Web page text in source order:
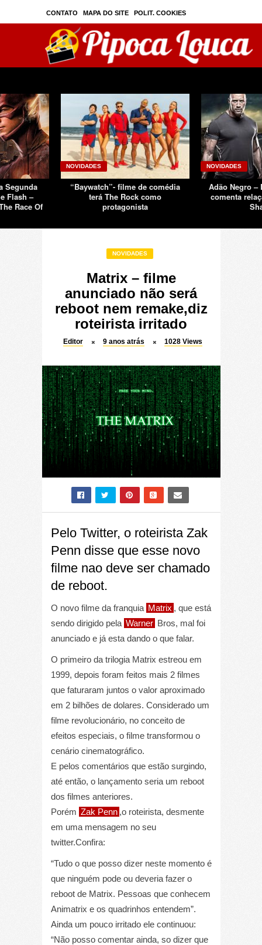
CONTATO MAPA DO SITE POLIT. COOKIES
PRIVAC./SEGURANÇA
Segunda
Flash –
Race Of
NOVIDADES
“Baywatch”- filme de comédia
terá The Rock como
protagonista
NOVIDADES
Adão Negro –
comenta
NOVIDADES
Matrix – filme
anunciado não será
reboot nem remake,diz
roteirista irritado
Editor 9 anos atrás 1028 Views
Pelo Twitter, o roteirista Zak
Penn disse que esse novo
filme nao deve ser chamado
de reboot.
O novo filme da franquia Matrix , que está
sendo dirigido pela Warner Bros, mal foi
anunciado e já esta dando o que falar.
O primeiro da trilogia Matrix estreou em
1999, depois foram feitos mais 2 filmes
que faturaram juntos o valor aproximado
em 2 bilhões de dolares. Considerado um
filme revolucionário, no conceito de
efeitos especiais, o filme transformou o
cenário cinematográfico.
E pelos comentários que estão surgindo,
até então, o lançamento seria um reboot
dos filmes anteriores.
Porém Zak Penn ,o roteirista, desmente
em uma mensagem no seu
twitter.Confira:
“Tudo o que posso dizer neste momento é
que ninguém pode ou deveria fazer o
reboot de Matrix. Pessoas que conhecem
Animatrix e os quadrinhos entendem”.
Ainda um pouco irritado ele continuou:
“Não posso comentar ainda, so dizer que